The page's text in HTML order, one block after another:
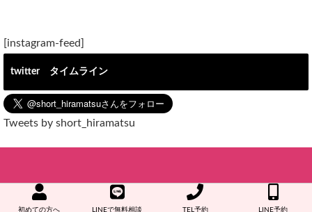
[instagram-feed]
twitter タイムライン
Tweets by short_hiramatsu
初めての方へ LINEで無料相談 TEL予約 LINE予約